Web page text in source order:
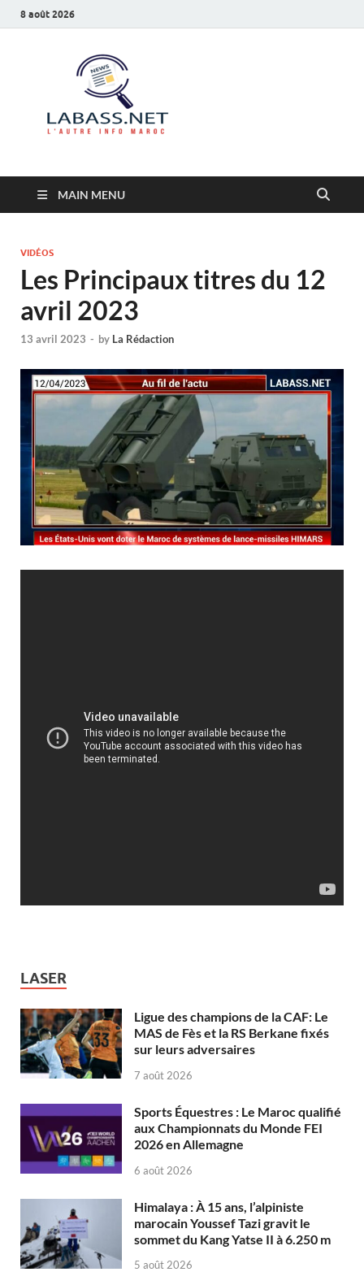
8 août 2026
MAIN MENU
VIDÉOS
Les Principaux titres du 12
avril 2023
13 avril 2023 - by La Rédaction
LASER
Ligue des champions de la CAF: Le
MAS de Fès et la RS Berkane fixés
sur leurs adversaires
7 août 2026
Sports Équestres : Le Maroc qualifié
aux Championnats du Monde FEI
2026 en Allemagne
6 août 2026
Himalaya : À 15 ans, l’alpiniste
marocain Youssef Tazi gravit le
sommet du Kang Yatse II à 6.250 m
5 août 2026